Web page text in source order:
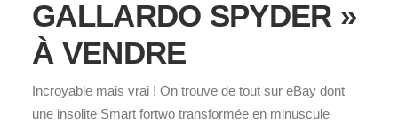
GALLARDO SPYDER »
À VENDRE
Incroyable mais vrai ! On trouve de tout sur eBay dont
une insolite Smart fortwo transformée en minuscule